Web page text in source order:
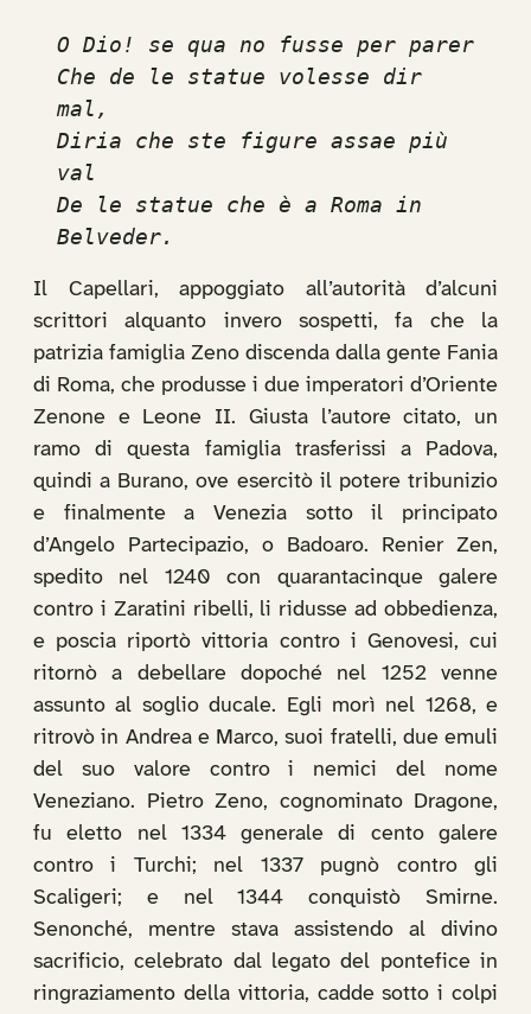
O Dio! se qua no fusse per parer
Che de le statue volesse dir
mal,
Diria che ste figure assae più
val
De le statue che è a Roma in
Belveder.
Il Capellari, appoggiato all’autorità d’alcuni
scrittori alquanto invero sospetti, fa che la
patrizia famiglia Zeno discenda dalla gente Fania
di Roma, che produsse i due imperatori d’Oriente
Zenone e Leone II. Giusta l’autore citato, un
ramo di questa famiglia trasferissi a Padova,
quindi a Burano, ove esercitò il potere tribunizio
e finalmente a Venezia sotto il principato
d’Angelo Partecipazio, o Badoaro. Renier Zen,
spedito nel 1240 con quarantacinque galere
contro i Zaratini ribelli, li ridusse ad obbedienza,
e poscia riportò vittoria contro i Genovesi, cui
ritornò a debellare dopoché nel 1252 venne
assunto al soglio ducale. Egli morì nel 1268, e
ritrovò in Andrea e Marco, suoi fratelli, due emuli
del suo valore contro i nemici del nome
Veneziano. Pietro Zeno, cognominato Dragone,
fu eletto nel 1334 generale di cento galere
contro i Turchi; nel 1337 pugnò contro gli
Scaligeri; e nel 1344 conquistò Smirne.
Senonché, mentre stava assistendo al divino
sacrificio, celebrato dal legato del pontefice in
ringraziamento della vittoria, cadde sotto i colpi